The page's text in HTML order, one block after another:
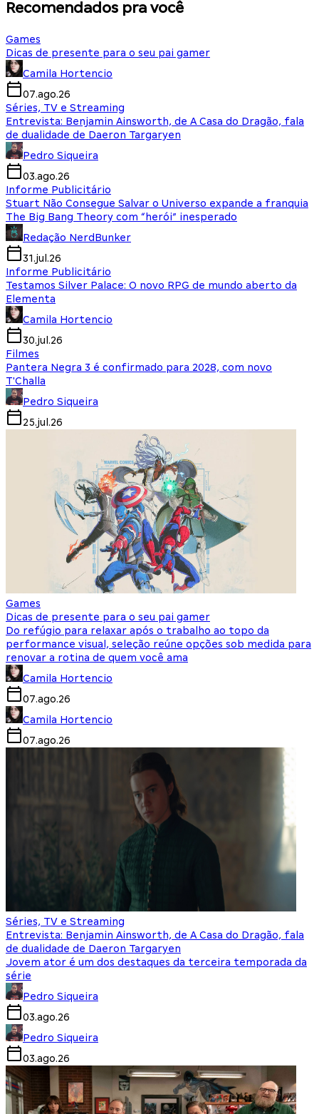
Recomendados pra você
Games
Dicas de presente para o seu pai gamer
Camila Hortencio
07.ago.26
Séries, TV e Streaming
Entrevista: Benjamin Ainsworth, de A Casa do Dragão, fala
de dualidade de Daeron Targaryen
Pedro Siqueira
03.ago.26
Informe Publicitário
Stuart Não Consegue Salvar o Universo expande a franquia
The Big Bang Theory com “herói” inesperado
Redação NerdBunker
31.jul.26
Informe Publicitário
Testamos Silver Palace: O novo RPG de mundo aberto da
Elementa
Camila Hortencio
30.jul.26
Filmes
Pantera Negra 3 é confirmado para 2028, com novo
T'Challa
Pedro Siqueira
25.jul.26
Games
Dicas de presente para o seu pai gamer
Do refúgio para relaxar após o trabalho ao topo da
performance visual, seleção reúne opções sob medida para
renovar a rotina de quem você ama
Camila Hortencio
07.ago.26
Camila Hortencio
07.ago.26
Séries, TV e Streaming
Entrevista: Benjamin Ainsworth, de A Casa do Dragão, fala
de dualidade de Daeron Targaryen
Jovem ator é um dos destaques da terceira temporada da
série
Pedro Siqueira
03.ago.26
Pedro Siqueira
03.ago.26